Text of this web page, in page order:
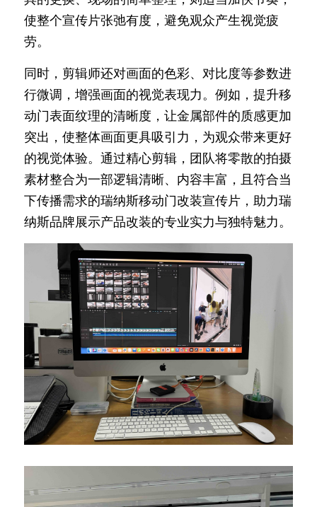
使整个宣传片张弛有度，避免观众产生视觉疲
劳。
同时，剪辑师还对画面的色彩、对比度等参数进
行微调，增强画面的视觉表现力。例如，提升移
动门表面纹理的清晰度，让金属部件的质感更加
突出，使整体画面更具吸引力，为观众带来更好
的视觉体验。通过精心剪辑，团队将零散的拍摄
素材整合为一部逻辑清晰、内容丰富，且符合当
下传播需求的瑞纳斯移动门改装宣传片，助力瑞
纳斯品牌展示产品改装的专业实力与独特魅力。